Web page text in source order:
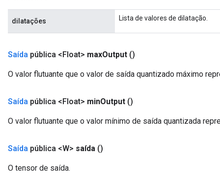
dilatações Lista de valores de dilatação.
Saída pública <Float> maxOutput ()
O valor flutuante que o valor de saída quantizado máximo
Saída pública <Float> minOutput ()
O valor flutuante que o valor mínimo de saída quantizada
Saída pública <W> saída ()
O tensor de saída.